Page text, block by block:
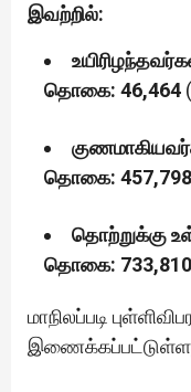
இவற்றில்:
தொகை: 46,464
தொகை: 457,798
தொற்றுக்கு
தொகை: 733,810
மாநிலப்படி